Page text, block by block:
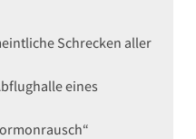
Schrecken aller
eines